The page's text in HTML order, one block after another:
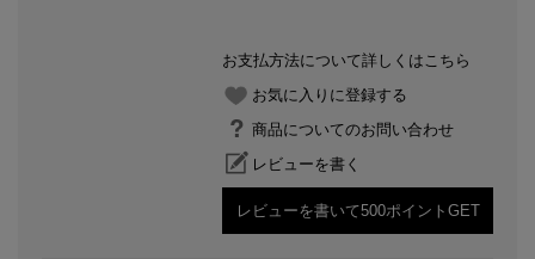
お支払方法について詳しくはこちら
お気に入りに登録する
商品についてのお問い合わせ
レビューを書く
レビューを書いて500ポイントGET